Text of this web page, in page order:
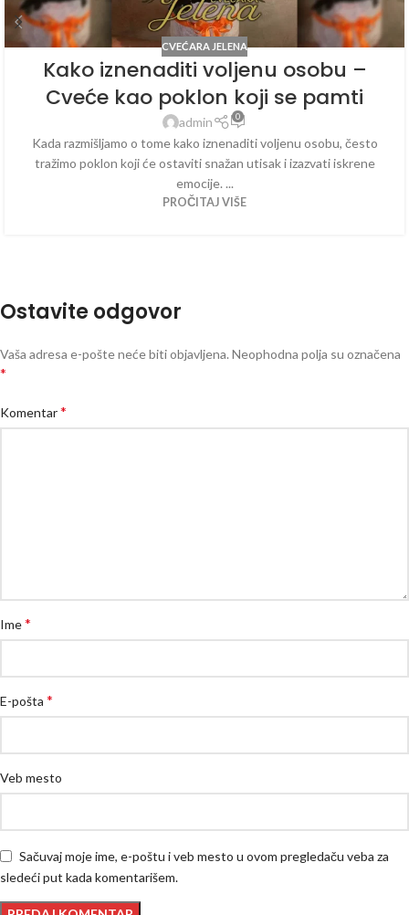
CVEĆARA JELENA
Kako iznenaditi voljenu osobu –
Cveće kao poklon koji se pamti
admin 0
Kada razmišljamo o tome kako iznenaditi voljenu osobu, često
tražimo poklon koji će ostaviti snažan utisak i izazvati iskrene
emocije. ...
PROČITAJ VIŠE
Ostavite odgovor
Vaša adresa e-pošte neće biti objavljena. Neophodna polja su označena
*
Komentar*
Ime*
E-pošta *
Veb mesto
Sačuvaj moje ime, e-poštu i veb mesto u ovom pregledaču veba za
sledeći put kada komentarišem.